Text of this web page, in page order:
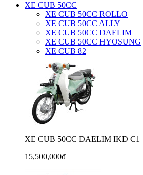
XE CUB 50CC
XE CUB 50CC ROLLO
XE CUB 50CC ALLY
XE CUB 50CC DAELIM
XE CUB 50CC HYOSUNG
XE CUB 82
XE CUB 50CC DAELIM IKD C1
15,500,000₫